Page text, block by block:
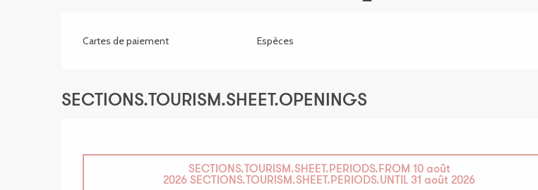
Cartes de paiement Espèces
SECTIONS.TOURISM.SHEET.OPENINGS
SECTIONS.TOURISM.SHEET.PERIODS.FROM 10 août
2026SECTIONS.TOURISM.SHEET.PERIODS.UNTIL 31 août 2026